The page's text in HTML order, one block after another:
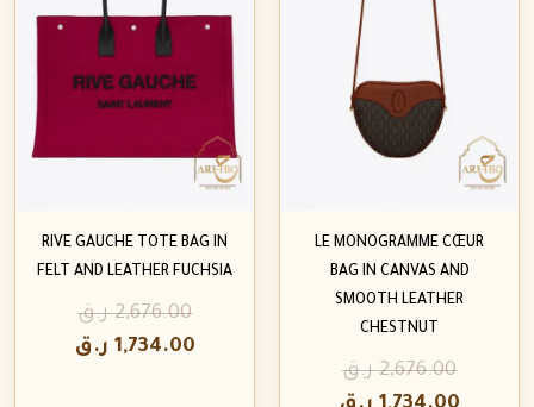
LE MONOGRAMME CŒUR
BAG IN CANVAS AND
SMOOTH LEATHER
CHESTNUT
2,676.00 ر.ق
RIVE GAUCHE TOTE BAG IN
FELT AND LEATHER FUCHSIA
2,676.00 ر.ق
1,734.00 ر.ق